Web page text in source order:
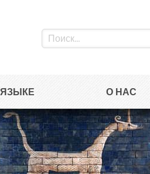
О НАС